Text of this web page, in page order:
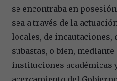
se encontraba en
sea a través de la
locales, de incautaciones,
subastas, o bien,
instituciones académicas
acercamiento del